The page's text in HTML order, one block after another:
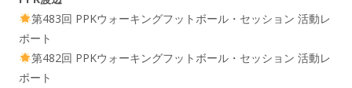
第483回 PPKウォーキングフットボール・セッション 活動レ
ポート
第482回 PPKウォーキングフットボール・セッション 活動レ
ポート